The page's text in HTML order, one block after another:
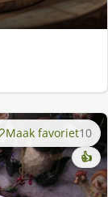
Maak favoriet10
👍